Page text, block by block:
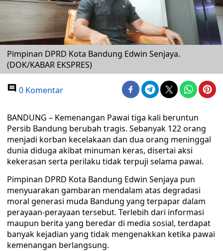
Pimpinan DPRD Kota Bandung Edwin Senjaya.
(DOK/KABAR EKSPRES)
0 Komentar
BANDUNG – Kemenangan Pawai tiga kali beruntun
Persib Bandung berubah tragis. Sebanyak 122 orang
menjadi korban kecelakaan dan dua orang meninggal
dunia diduga akibat minuman keras, disertai aksi
kekerasan serta perilaku tidak terpuji selama pawai.
Pimpinan DPRD Kota Bandung Edwin Senjaya pun
menyuarakan gambaran mendalam atas degradasi
moral generasi muda Bandung yang terpapar dalam
perayaan-perayaan tersebut. Terlebih dari informasi
maupun berita yang beredar di media sosial, terdapat
banyak kejadian yang tidak mengenakkan ketika pawai
kemenangan berlangsung.